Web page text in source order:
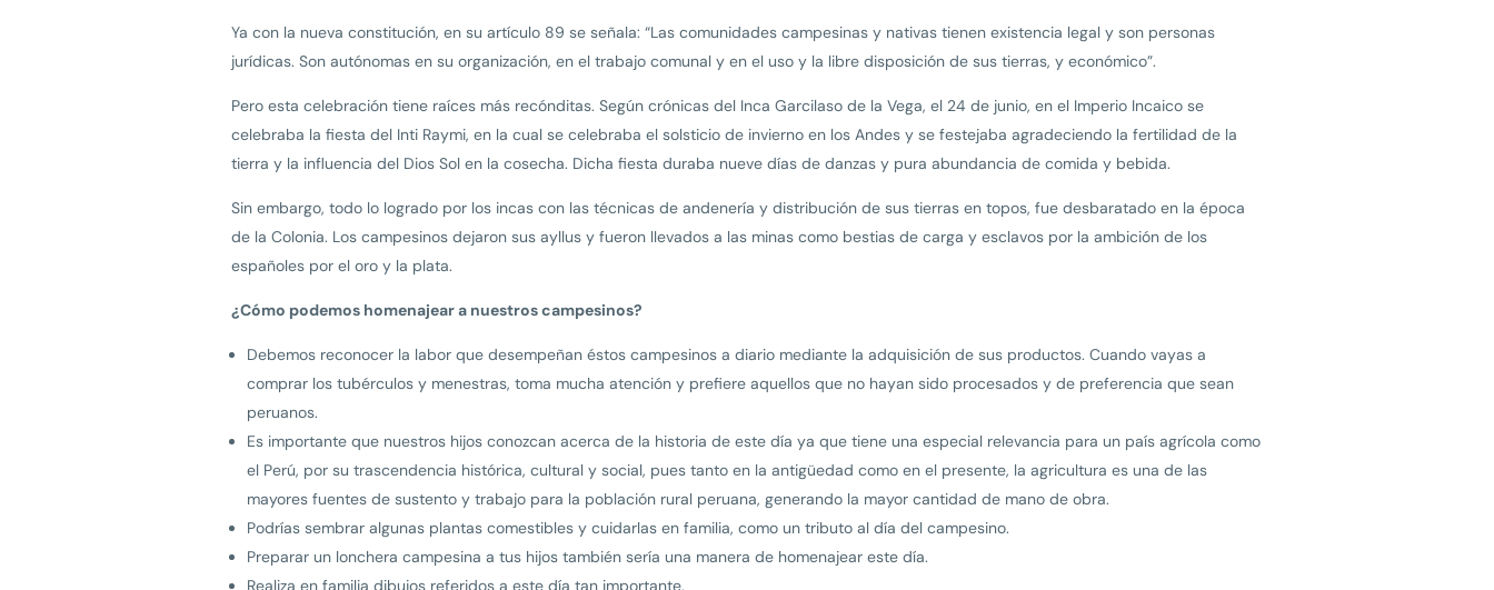
Ya con la nueva constitución, en su artículo 89 se señala: “Las comunidades campesinas y nativas tienen existencia legal y son personas
jurídicas. Son autónomas en su organización, en el trabajo comunal y en el uso y la libre disposición de sus tierras, y económico”.
Pero esta celebración tiene raíces más recónditas. Según crónicas del Inca Garcilaso de la Vega, el 24 de junio, en el Imperio Incaico se
celebraba la fiesta del Inti Raymi, en la cual se celebraba el solsticio de invierno en los Andes y se festejaba agradeciendo la fertilidad de la
tierra y la influencia del Dios Sol en la cosecha. Dicha fiesta duraba nueve días de danzas y pura abundancia de comida y bebida.
Sin embargo, todo lo logrado por los incas con las técnicas de andenería y distribución de sus tierras en topos, fue desbaratado en la época
de la Colonia. Los campesinos dejaron sus ayllus y fueron llevados a las minas como bestias de carga y esclavos por la ambición de los
españoles por el oro y la plata.
¿Cómo podemos homenajear a nuestros campesinos?
Debemos reconocer la labor que desempeñan éstos campesinos a diario mediante la adquisición de sus productos. Cuando vayas a
comprar los tubérculos y menestras, toma mucha atención y prefiere aquellos que no hayan sido procesados y de preferencia que sean
peruanos.
Es importante que nuestros hijos conozcan acerca de la historia de este día ya que tiene una especial relevancia para un país agrícola como
el Perú, por su trascendencia histórica, cultural y social, pues tanto en la antigüedad como en el presente, la agricultura es una de las
mayores fuentes de sustento y trabajo para la población rural peruana, generando la mayor cantidad de mano de obra.
Podrías sembrar algunas plantas comestibles y cuidarlas en familia, como un tributo al día del campesino.
Preparar un lonchera campesina a tus hijos también sería una manera de homenajear este día.
Realiza en familia dibujos referidos a este día tan importante.